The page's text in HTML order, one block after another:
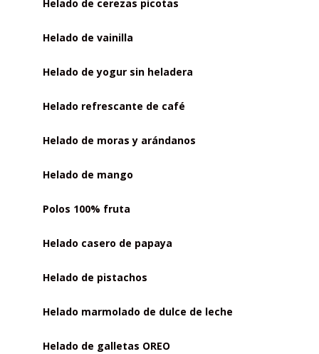
Helado de cerezas picotas
Helado de vainilla
Helado de yogur sin heladera
Helado refrescante de café
Helado de moras y arándanos
Helado de mango
Polos 100% fruta
Helado casero de papaya
Helado de pistachos
Helado marmolado de dulce de leche
Helado de galletas OREO